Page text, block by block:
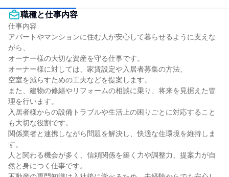
職種と仕事内容
仕事内容
アパートやマンションに住む人が安心して暮らせるように支えな
がら、
オーナー様の大切な資産を守る仕事です。
オーナー様に対しては、家賃設定や入居者募集の方法、
空室を減らすための工夫などを提案します。
また、建物の修繕やリフォームの相談に乗り、将来を見据えた管
理を行います。
入居者様からの設備トラブルや生活上の困りごとに対応すること
も大切な役割です。
関係業者と連携しながら問題を解決し、快適な住環境を維持しま
す。
人と関わる機会が多く、信頼関係を築く力や調整力、提案力が自
然と身につく仕事です。